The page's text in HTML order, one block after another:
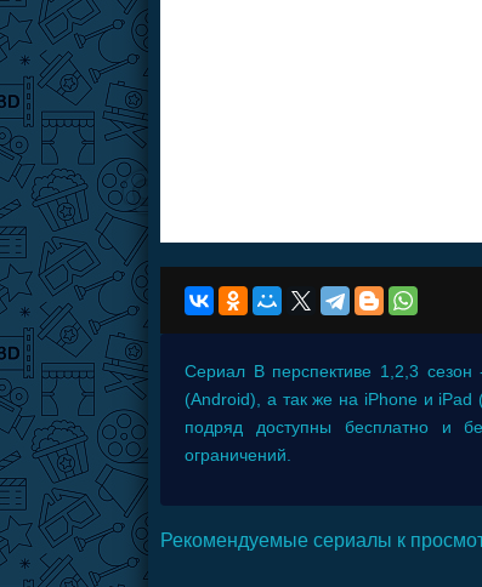
Сериал В перспективе 1,2,3
(Android), а так же на iPhone и
подряд доступны бесплатно и
ограничений.
Рекомендуемые сериалы к